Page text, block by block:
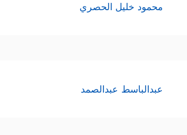
محمود خليل الحصري
عبدالباسط عبدالصمد